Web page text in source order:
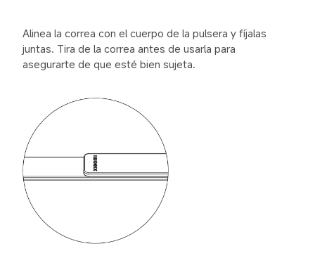
Alinea la correa con el cuerpo de la pulsera y fíjalas
juntas. Tira de la correa antes de usarla para
asegurarte de que esté bien sujeta.